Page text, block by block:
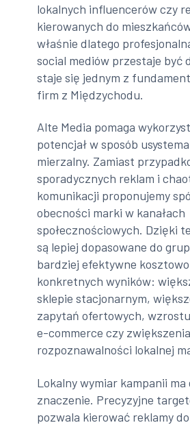
lokalnych influencerów czy
kierowanych do
właśnie dlatego
social mediów przestaje być
staje się jednym z
firm z Międzychodu.
Alte Media pomaga
potencjał w sposób
mierzalny. Zamiast
sporadycznych reklam i
komunikacji proponujemy
obecności marki w kanałach
społecznościowych. Dzięki
są lepiej dopasowane do
bardziej efektywne
konkretnych wyników:
sklepie stacjonarnym,
zapytań ofertowych,
e-commerce czy zwiększenia
rozpoznawalności lokalnej
Lokalny wymiar kampanii ma
znaczenie. Precyzyjne
pozwala kierować reklamy